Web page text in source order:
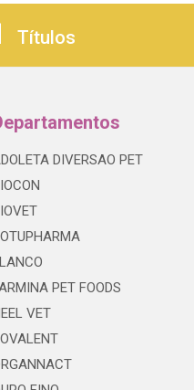
Títulos
DIVERSAO PET
PET FOODS
VET